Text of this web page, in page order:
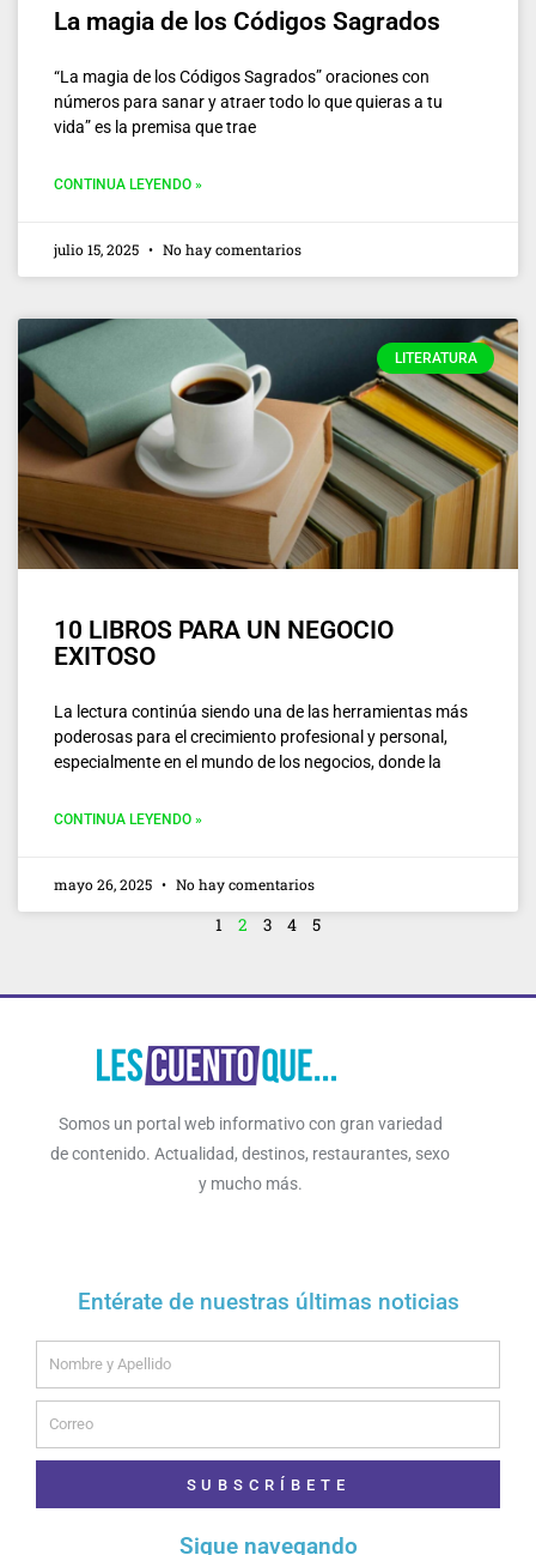
La magia de los Códigos Sagrados
“La magia de los Códigos Sagrados” oraciones con
números para sanar y atraer todo lo que quieras a tu
vida” es la premisa que trae
CONTINUA LEYENDO »
julio 15, 2025 No hay comentarios
LITERATURA
10 LIBROS PARA UN NEGOCIO
EXITOSO
La lectura continúa siendo una de las herramientas más
poderosas para el crecimiento profesional y personal,
especialmente en el mundo de los negocios, donde la
CONTINUA LEYENDO »
mayo 26, 2025 No hay comentarios
1 2 3 4 5
Somos un portal web informativo con gran variedad
de contenido. Actualidad, destinos, restaurantes, sexo
y mucho más.
Entérate de nuestras últimas noticias
SUBSCRÍBETE
Sigue navegando